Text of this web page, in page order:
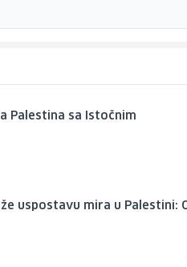
Palestina sa Istočnim
uspostavu mira u Palestini: